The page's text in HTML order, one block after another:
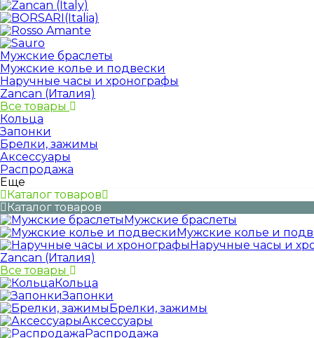
Мужские браслеты
Мужские колье и подвески
Наручные часы и хронографы
Zancan (Италия)
Все товары
Кольца
Запонки
Брелки, зажимы
Аксессуары
Распродажа
Еще
Каталог товаров
Каталог товаров
Мужские браслеты
Мужские колье и
Наручные часы и
Zancan (Италия)
Все товары
Кольца
Запонки
Брелки, зажимы
Аксессуары
Распродажа